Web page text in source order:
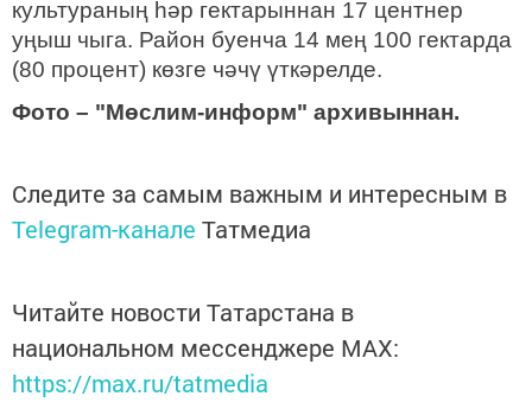
культураның һәр гектарыннан 17 центнер
уңыш чыга. Район буенча 14 мең 100 гектарда
(80 процент) көзге чәчү үткәрелде.
Фото – "Мөслим-информ" архивыннан.
Следите за самым важным и интересным в
Telegram-канале Татмедиа
Читайте новости Татарстана в
национальном мессенджере MАХ:
https://max.ru/tatmedia